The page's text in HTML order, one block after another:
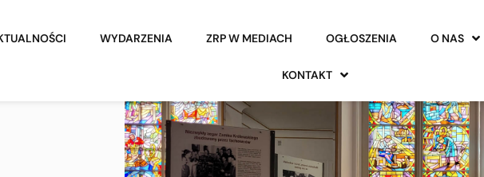
WYDARZENIA ZRP W MEDIACH OGŁOSZENIA O NAS
KONTAKT